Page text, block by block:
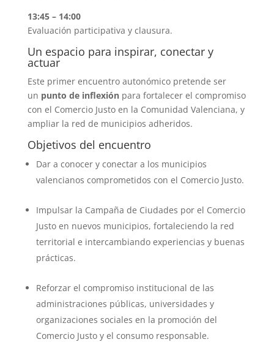
13:45 – 14:00
Evaluación participativa y clausura.
Un espacio para inspirar, conectar y
actuar
Este primer encuentro autonómico pretende ser
un punto de inflexiónpara fortalecer el compromiso
con el Comercio Justo en la Comunidad Valenciana, y
ampliar la red de municipios adheridos.
Objetivos del encuentro
Dar a conocer y conectar a los municipios
valencianos comprometidos con el Comercio Justo.
Impulsar la Campaña de Ciudades por el Comercio
Justo en nuevos municipios, fortaleciendo la red
territorial e intercambiando experiencias y buenas
prácticas.
Reforzar el compromiso institucional de las
administraciones públicas, universidades y
organizaciones sociales en la promoción del
Comercio Justo y el consumo responsable.